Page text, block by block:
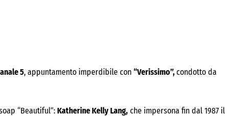
5, appuntamento imperdibile con “Verissimo”,condotto da
“Beautiful”: Katherine Kelly Lang, che impersona fin dal 1987 il